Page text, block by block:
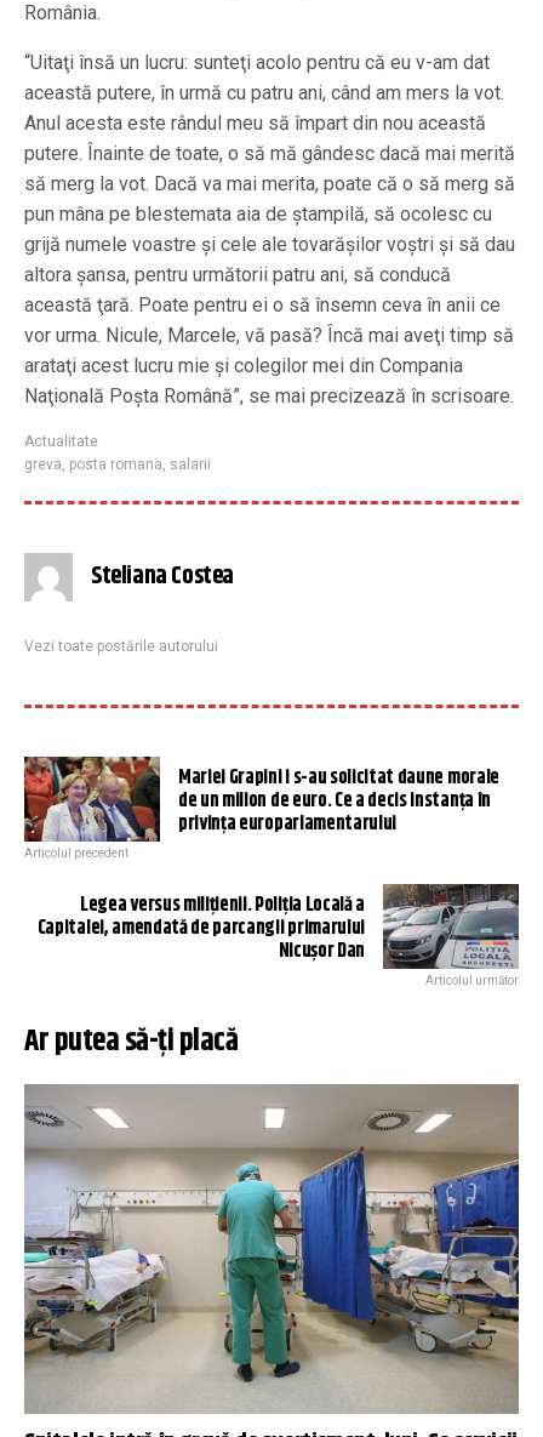
România.
“Uitaţi însă un lucru: sunteţi acolo pentru că eu v-am dat
această putere, în urmă cu patru ani, când am mers la vot.
Anul acesta este rândul meu să împart din nou această
putere. Înainte de toate, o să mă gândesc dacă mai merită
să merg la vot. Dacă va mai merita, poate că o să merg să
pun mâna pe blestemata aia de ştampilă, să ocolesc cu
grijă numele voastre şi cele ale tovarăşilor voştri şi să dau
altora şansa, pentru următorii patru ani, să conducă
această ţară. Poate pentru ei o să însemn ceva în anii ce
vor urma. Nicule, Marcele, vă pasă? Încă mai aveţi timp să
arataţi acest lucru mie şi colegilor mei din Compania
Naţională Poşta Română”, se mai precizează în scrisoare.
Actualitate
greva, posta romana, salarii
Steliana Costea
Vezi toate postările autorului
Mariei Grapini i s-au solicitat daune morale
de un milion de euro. Ce a decis instanța în
privința europarlamentarului
Articolul precedent
Legea versus milițienii. Poliția Locală a
Capitalei, amendată de parcangii primarului
Nicușor Dan
Articolul următor
Ar putea să-ți placă